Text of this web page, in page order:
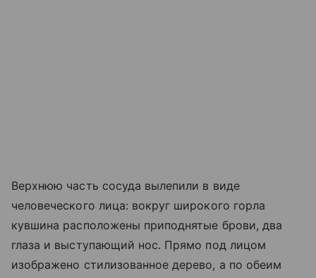
Верхнюю часть сосуда вылепили в виде
человеческого лица: вокруг широкого горла
кувшина расположены приподнятые брови, два
глаза и выступающий нос. Прямо под лицом
изображено стилизованное дерево, а по обеим